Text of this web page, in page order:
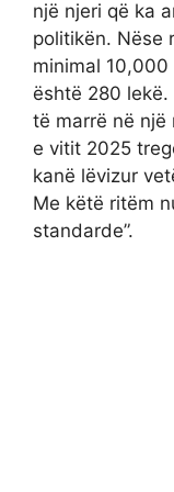
një njeri që ka
politikën. Nëse
minimal
është 280
të marrë në një
e vitit 2025
kanë lëvizur
Me këtë ritëm
standarde”.